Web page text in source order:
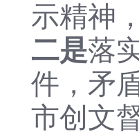
示精神
二是落
件，矛
市创文